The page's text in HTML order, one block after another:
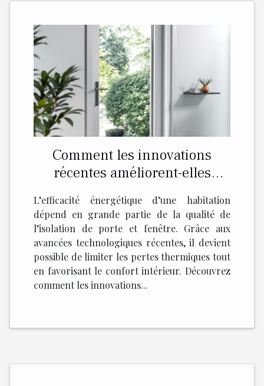
Comment les innovations
récentes améliorent-elles
L’efficacité énergétique d’une habitation
dépend en grande partie de la qualité de
l’isolation de porte et fenêtre. Grâce aux
avancées technologiques récentes, il devient
possible de limiter les pertes thermiques tout
en favorisant le confort intérieur. Découvrez
comment les innovations...